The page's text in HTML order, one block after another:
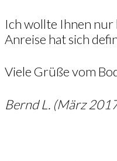
Ich wollte Ihnen nur
Anreise hat sich
Viele Grüße vom
Bernd L. (März